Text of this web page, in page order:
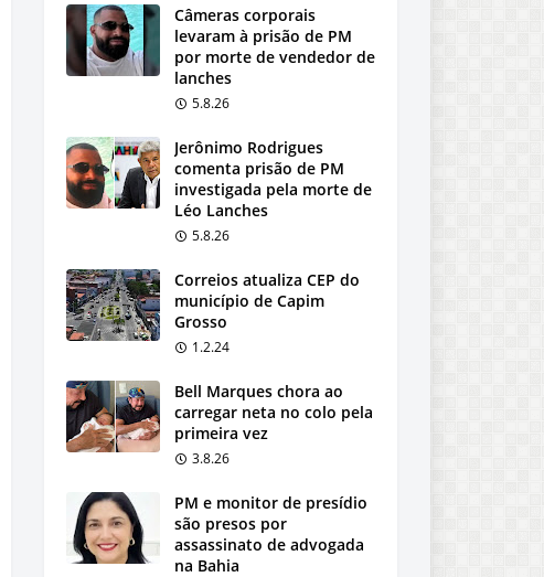
Câmeras corporais
levaram à prisão de PM
por morte de vendedor de
lanches
5.8.26
Jerônimo Rodrigues
comenta prisão de PM
investigada pela morte de
Léo Lanches
5.8.26
Correios atualiza CEP do
município de Capim
Grosso
1.2.24
Bell Marques chora ao
carregar neta no colo pela
primeira vez
3.8.26
PM e monitor de presídio
são presos por
assassinato de advogada
na Bahia